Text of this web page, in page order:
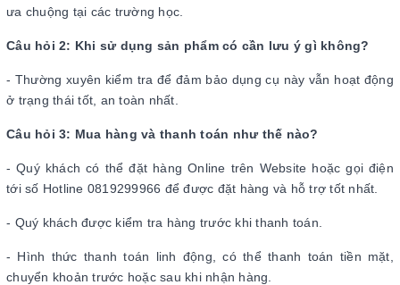
ưa chuộng tại các trường học.
Câu hỏi 2: Khi sử dụng sản phẩm có cần lưu ý gì không?
- Thường xuyên kiểm tra để đảm bảo dụng cụ này vẫn hoạt động
ở trạng thái tốt, an toàn nhất.
Câu hỏi 3: Mua hàng và thanh toán như thế nào?
- Quý khách có thể đặt hàng Online trên Website hoặc gọi điện
tới số Hotline 0819299966 để được đặt hàng và hỗ trợ tốt nhất.
- Quý khách được kiểm tra hàng trước khi thanh toán.
- Hình thức thanh toán linh động, có thể thanh toán tiền mặt,
chuyển khoản trước hoặc sau khi nhận hàng.